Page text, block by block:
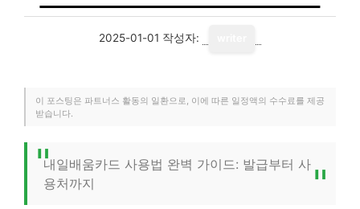
2025-01-01 작성자:
이 포스팅은 파트너스 활동의 일환으로, 이에 따른 일정액의 수수료를 제공
받습니다.
내일배움카드 사용법 완벽 가이드: 발급부터 사
용처까지